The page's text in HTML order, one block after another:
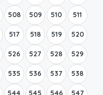
508 509 510 511
517 518 519 520
526 527 528 529
535 536 537 538
544 545 546 547